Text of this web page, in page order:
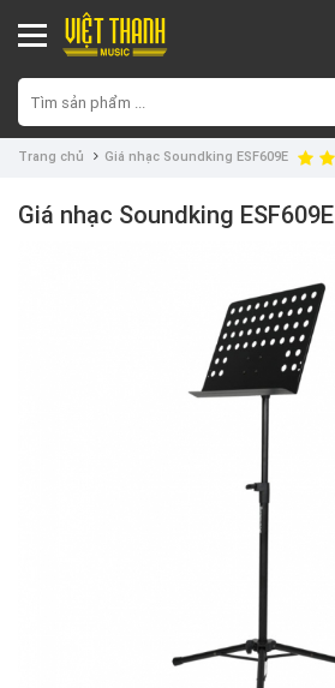
Trang chủ Giá nhạc Soundking ESF609E
Giá nhạc Soundking ESF609E